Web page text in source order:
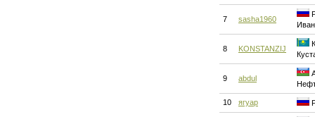
7 sasha1960
8 KONSTANZIJ
9 abdul
10 ягуар